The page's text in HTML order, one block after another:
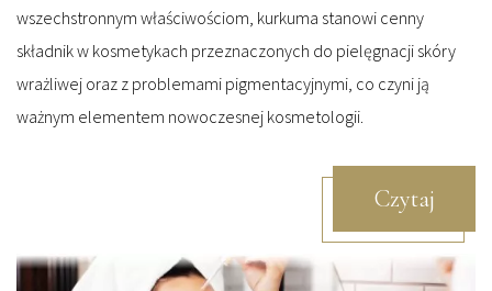
wszechstronnym właściwościom, kurkuma stanowi cenny
składnik w kosmetykach przeznaczonych do pielęgnacji skóry
wrażliwej oraz z problemami pigmentacyjnymi, co czyni ją
ważnym elementem nowoczesnej kosmetologii.
Czytaj